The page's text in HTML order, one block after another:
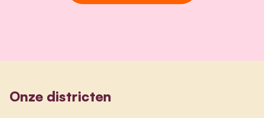
Onze districten